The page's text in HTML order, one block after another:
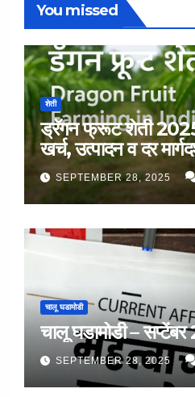
You missed
शेती
ड्रॅगन फ्रूट शेती
खर्च, उत्पादन व दर
SEPTEMBER 28, 2025
चालू घडामोडी
चालू घडामोडी –
SEPTEMBER 28, 2025